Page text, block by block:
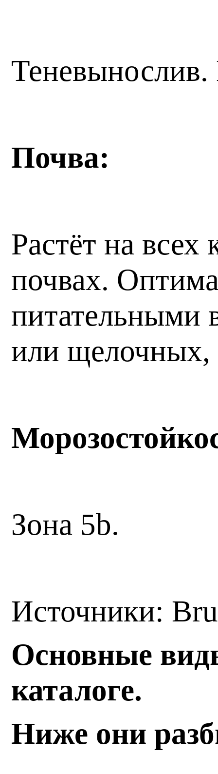
Почва:
Растёт на
почвах.
питательными
или щелочных,
Зона 5b.
Источники:
Основные
каталоге.
Ниже они